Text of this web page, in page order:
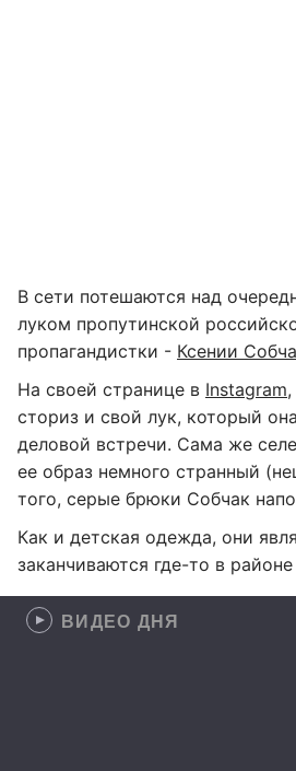
В сети потешаются над
луком пропутинской
пропагандистки - Ксении
На своей странице в Instagram
сториз и свой лук, который
деловой встречи. Сама же
ее образ немного странный
того, серые брюки Собчак
Как и детская одежда, они
заканчиваются где-то в районе
ВИДЕО ДНЯ